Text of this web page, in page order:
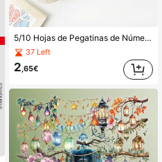
5/10 Hojas de Pegatinas de Números Grandes de 1.57 Pulgadas -0-9 Etiquetas Autoadhesivas de Clasificación de Índice de Oficina, Pegatinas de Lámina Dorada Impermeables, Números Estándar de Tamaño Pequeño Dorado/Negro, la Decoración de Lámina Dorada se Puede Aplicar a Botellas de Agua, Cajas de Almuerzo, Tazas, Regalos de Vacaciones, Tarjetas de Felicitación, Fiestas de Cumpleaños, Clasificación de Índice, Decoración de Fiestas y Cualquier Superficie Lisa, Decoración de Aula, Señales, Puertas, Decoración de Placas Numéricas, Índice de Oficina, Artículos Esenciales para la Vuelta a la Escuela, Temporada de Vuelta a la Escuela
37 Left
2,65€